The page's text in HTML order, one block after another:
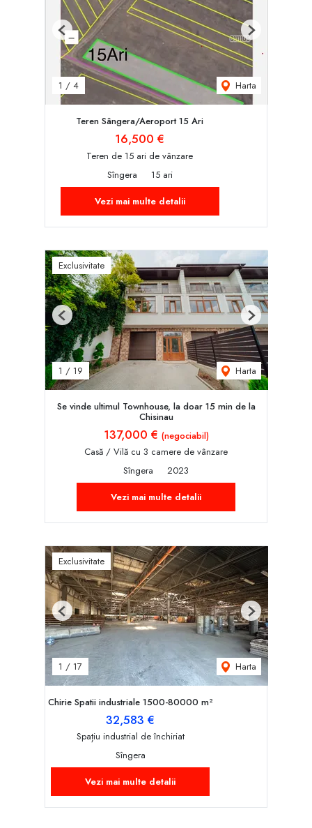
1 / 4 Harta
Previous Next
Teren Sângera/Aeroport 15 Ari
16,500 €
Teren de 15 ari de vânzare
Sîngera
15 ari
Vezi mai multe detalii
Exclusivitate
1 / 19 Harta
Previous Next
Se vinde ultimul Townhouse, la doar 15 min de la
Chisinau
137,000 € (negociabil)
Casă / Vilă cu 3 camere de vânzare
Sîngera
2023
Vezi mai multe detalii
Exclusivitate
1 / 17 Harta
Previous Next
Chirie Spatii industriale 1500-80000 m²
32,583 €
Spațiu industrial de închiriat
Sîngera
Vezi mai multe detalii